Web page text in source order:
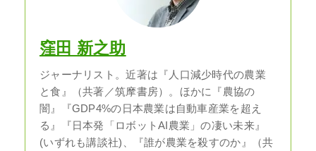
窪田 新之助
ジャーナリスト。近著は『人口減少時代の農業
と食』（共著／筑摩書房）。ほかに『農協の
闇』『GDP4%の日本農業は自動車産業を超え
る』『日本発「ロボットAI農業」の凄い未来』
(いずれも講談社)、『誰が農業を殺すのか』（共